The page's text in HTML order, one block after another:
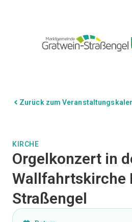
Zurück zum
KIRCHE
Orgelkonzert in
Wallfahrtskirche
Straßengel